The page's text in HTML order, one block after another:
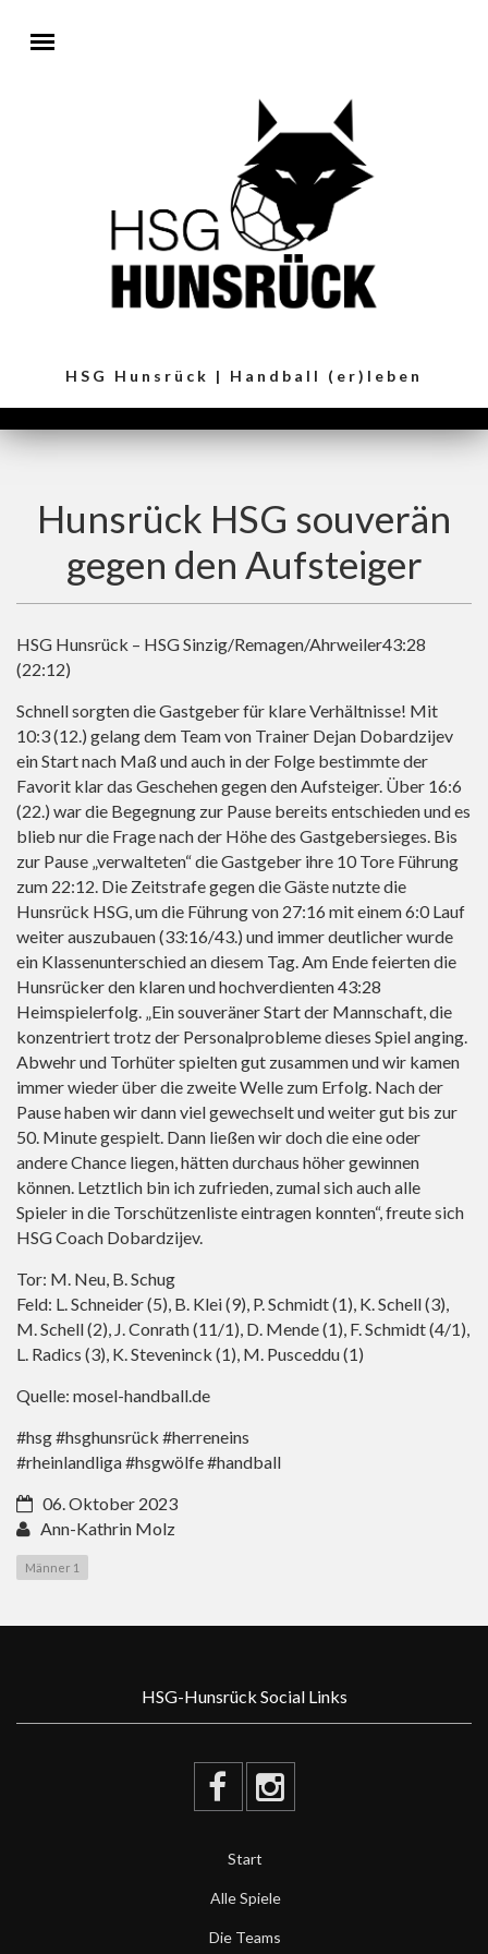
HSG Hunsrück | Handball (er)leben
Hunsrück HSG souverän
gegen den Aufsteiger
HSG Hunsrück – HSG Sinzig/Remagen/Ahrweiler43:28
(22:12)
Schnell sorgten die Gastgeber für klare Verhältnisse! Mit
10:3 (12.) gelang dem Team von Trainer Dejan Dobardzijev
ein Start nach Maß und auch in der Folge bestimmte der
Favorit klar das Geschehen gegen den Aufsteiger. Über 16:6
(22.) war die Begegnung zur Pause bereits entschieden und es
blieb nur die Frage nach der Höhe des Gastgebersieges. Bis
zur Pause „verwalteten“ die Gastgeber ihre 10 Tore Führung
zum 22:12. Die Zeitstrafe gegen die Gäste nutzte die
Hunsrück HSG, um die Führung von 27:16 mit einem 6:0 Lauf
weiter auszubauen (33:16/43.) und immer deutlicher wurde
ein Klassenunterschied an diesem Tag. Am Ende feierten die
Hunsrücker den klaren und hochverdienten 43:28
Heimspielerfolg. „Ein souveräner Start der Mannschaft, die
konzentriert trotz der Personalprobleme dieses Spiel anging.
Abwehr und Torhüter spielten gut zusammen und wir kamen
immer wieder über die zweite Welle zum Erfolg. Nach der
Pause haben wir dann viel gewechselt und weiter gut bis zur
50. Minute gespielt. Dann ließen wir doch die eine oder
andere Chance liegen, hätten durchaus höher gewinnen
können. Letztlich bin ich zufrieden, zumal sich auch alle
Spieler in die Torschützenliste eintragen konnten“, freute sich
HSG Coach Dobardzijev.
Tor: M. Neu, B. Schug
Feld: L. Schneider (5), B. Klei (9), P. Schmidt (1), K. Schell (3),
M. Schell (2), J. Conrath (11/1), D. Mende (1), F. Schmidt (4/1),
L. Radics (3), K. Steveninck (1), M. Pusceddu (1)
Quelle: mosel-handball.de
#hsg #hsghunsrück #herreneins
#rheinlandliga #hsgwölfe #handball
06. Oktober 2023
Ann-Kathrin Molz
Männer 1
HSG-Hunsrück Social Links
Start
Alle Spiele
Die Teams